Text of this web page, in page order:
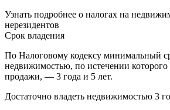
Узнать подробнее о налогах на
нерезидентов
Срок владения
По Налоговому кодексу минимальный
недвижимостью, по истечении которого
продажи, — 3 года и 5 лет.
Достаточно владеть недвижимостью 3